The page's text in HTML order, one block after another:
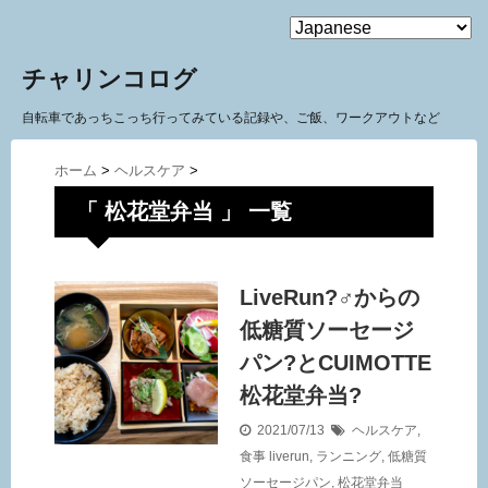
MENU
チャリンコログ
自転車であっちこっち行ってみている記録や、ご飯、ワークアウトなど
ホーム > ヘルスケア >
「 松花堂弁当 」 一覧
LiveRun?‍♂️からの
低糖質ソーセージ
パン?とCUIMOTTE
松花堂弁当?
2021/07/13 ヘルスケア,
食事 liverun, ランニング, 低糖質
ソーセージパン, 松花堂弁当